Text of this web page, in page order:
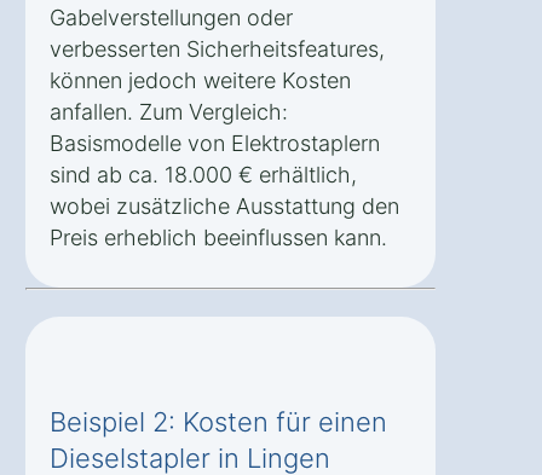
Gabelverstellungen oder
verbesserten Sicherheitsfeatures,
können jedoch weitere Kosten
anfallen. Zum Vergleich:
Basismodelle von Elektrostaplern
sind ab ca. 18.000 € erhältlich,
wobei zusätzliche Ausstattung den
Preis erheblich beeinflussen kann.
Beispiel 2: Kosten für einen
Dieselstapler in Lingen